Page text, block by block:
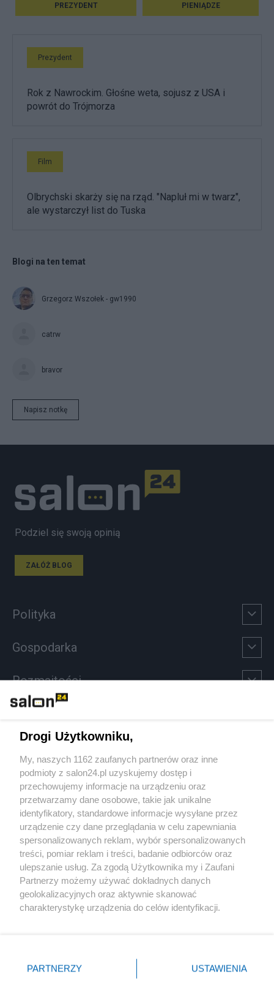
PREZYDENT PIENIĄDZE
Prezydent
Rok z Nawrockim. Głośne weta, sojusz z USA i
powrót do Trójmorza
Film
Olbrychski skarży się na rząd. "Napluł mi w twarz",
ale wystarczył list do Tuska
Blogi na ten temat
Grzegorz Wszołek - gw1990
catrw
bravor
Napisz notkę
Podziel się swoją opinią
ZAŁÓŻ BLOG
Polityka
Gospodarka
Rozmaitości
Sport
Społeczeństwo
Kultura
X Facebook Instagram Youtube
Drogi Użytkowniku,
My, naszych 1162 zaufanych partnerów oraz inne
podmioty z salon24.pl uzyskujemy dostęp i
przechowujemy informacje na urządzeniu oraz
przetwarzamy dane osobowe, takie jak unikalne
identyfikatory, standardowe informacje wysyłane przez
urządzenie czy dane przeglądania w celu zapewniania
spersonalizowanych reklam, wybór spersonalizowanych
treści, pomiar reklam i treści, badanie odbiorców oraz
ulepszanie usług. Za zgodą Użytkownika my i Zaufani
Partnerzy możemy używać dokładnych danych
geolokalizacyjnych oraz aktywnie skanować
charakterystykę urządzenia do celów identyfikacji.
zmienić/wycofać klikając przycisk ustawień prywatności
znajdujący się w lewym dolnym rogu strony
PARTNERZY USTAWIENIA